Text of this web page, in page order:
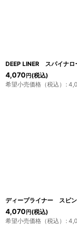
DEEP LINER スパイナ
4,070 円 (税込)
希望小売価格（税込） :
ディープライナー スピ
4,070 円 (税込)
希望小売価格（税込） :